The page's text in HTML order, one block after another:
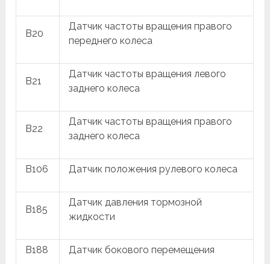
B20
Датчик частоты вращения правого
переднего колеса
B21
Датчик частоты вращения левого
заднего колеса
B22
Датчик частоты вращения правого
заднего колеса
B106 Датчик положения рулевого колеса
B185
Датчик давления тормозной
жидкости
B188 Датчик бокового перемещения